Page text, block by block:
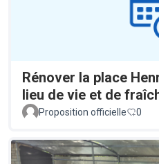
Rénover la place
lieu de vie et de
Proposition officielle 0